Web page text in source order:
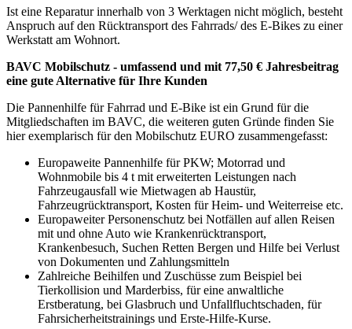
Ist eine Reparatur innerhalb von 3 Werktagen nicht möglich, besteht
Anspruch auf den Rücktransport des Fahrrads/ des E-Bikes zu einer
Werkstatt am Wohnort.
BAVC Mobilschutz - umfassend und mit 77,50 € Jahresbeitrag
eine gute Alternative für Ihre Kunden
Die Pannenhilfe für Fahrrad und E-Bike ist ein Grund für die
Mitgliedschaften im BAVC, die weiteren guten Gründe finden Sie
hier exemplarisch für den Mobilschutz EURO zusammengefasst:
Europaweite Pannenhilfe für PKW; Motorrad und
Wohnmobile bis 4 t mit erweiterten Leistungen nach
Fahrzeugausfall wie Mietwagen ab Haustür,
Fahrzeugrücktransport, Kosten für Heim- und Weiterreise etc.
Europaweiter Personenschutz bei Notfällen auf allen Reisen
mit und ohne Auto wie Krankenrücktransport,
Krankenbesuch, Suchen Retten Bergen und Hilfe bei Verlust
von Dokumenten und Zahlungsmitteln
Zahlreiche Beihilfen und Zuschüsse zum Beispiel bei
Tierkollision und Marderbiss, für eine anwaltliche
Erstberatung, bei Glasbruch und Unfallfluchtschaden, für
Fahrsicherheitstrainings und Erste-Hilfe-Kurse.